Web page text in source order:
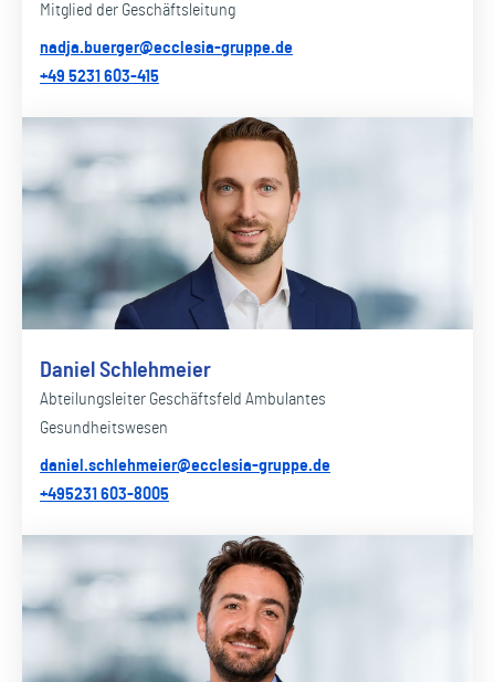
Mitglied der Geschäftsleitung
nadja.buerger@ecclesia-gruppe.de
+49 5231 603-415
Daniel Schlehmeier
Abteilungsleiter Geschäftsfeld Ambulantes
Gesundheitswesen
daniel.schlehmeier@ecclesia-gruppe.de
+495231 603-8005